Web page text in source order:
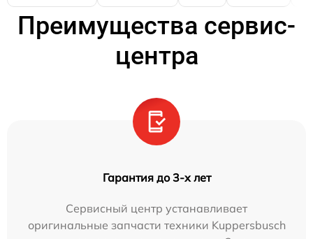
Преимущества сервис-
центра
Гарантия до 3-х лет
Сервисный центр устанавливает
оригинальные запчасти техники Kuppersbusch